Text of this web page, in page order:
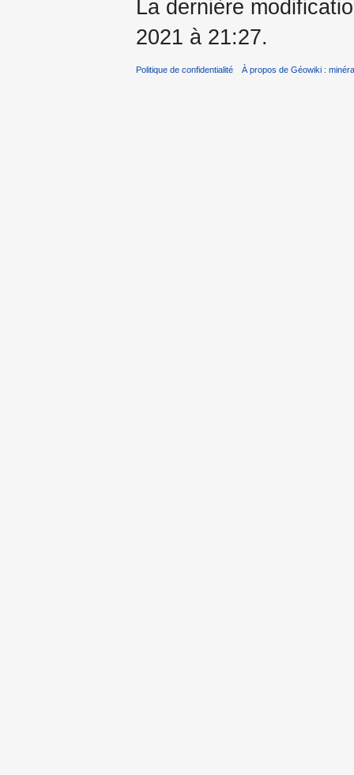
La dernière
2021 à 21:27.
Politique de confidentialité À propos de Géowiki :